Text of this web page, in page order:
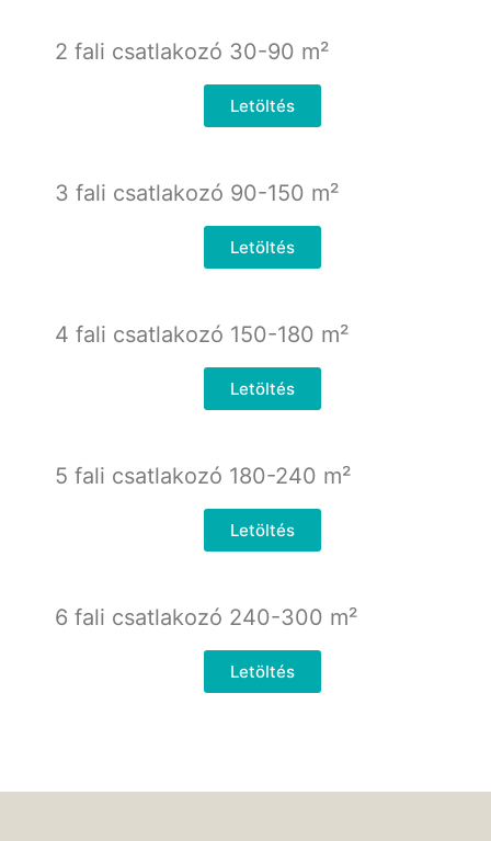
2 fali csatlakozó 30-90 m²
Letöltés
3 fali csatlakozó 90-150 m²
Letöltés
4 fali csatlakozó 150-180 m²
Letöltés
5 fali csatlakozó 180-240 m²
Letöltés
6 fali csatlakozó 240-300 m²
Letöltés